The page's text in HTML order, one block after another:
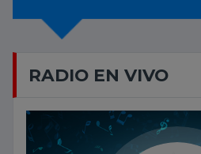
RADIO EN VIVO